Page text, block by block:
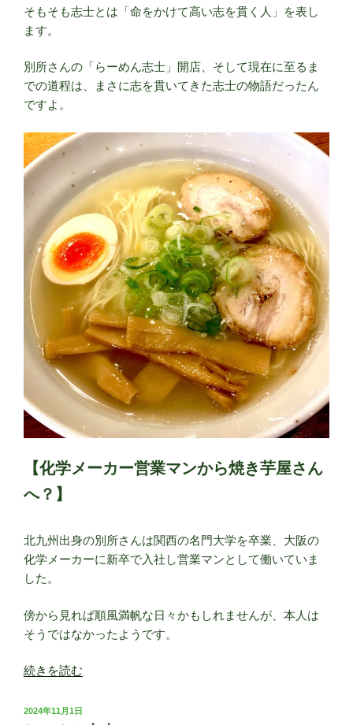
そもそも志士とは「命をかけて高い志を貫く人」を表し
ます。
別所さんの「らーめん志士」開店、そして現在に至るま
での道程は、まさに志を貫いてきた志士の物語だったん
ですよ。
【化学メーカー営業マンから焼き芋屋さん
へ？】
北九州出身の別所さんは関西の名門大学を卒業、大阪の
化学メーカーに新卒で入社し営業マンとして働いていま
した。
傍から見れば順風満帆な日々かもしれませんが、本人は
そうではなかったようです。
“志
道
続きを読む
投
2024年11月1日